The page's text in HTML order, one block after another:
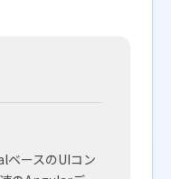
ースのUIコン